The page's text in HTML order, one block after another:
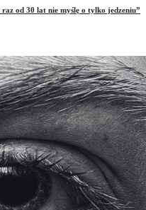
raz od 30 lat nie myślę o tylko jedzeniu”